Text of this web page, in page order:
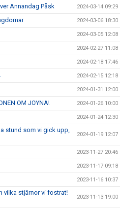
Annandag Påsk 2024-03-14 09:29
2024-03-06 18:30
2024-03-05 12:08
2024-02-27 11:08
2024-02-18 17:46
2024-02-15 12:18
2024-01-31 12:00
OM JOYNA! 2024-01-26 10:00
2024-01-24 12:30
stund som vi gick upp,
2024-01-19 12:07
2023-11-27 20:46
2023-11-17 09:18
2023-11-16 10:37
vilka stjärnor vi fostrat!
2023-11-13 19:00